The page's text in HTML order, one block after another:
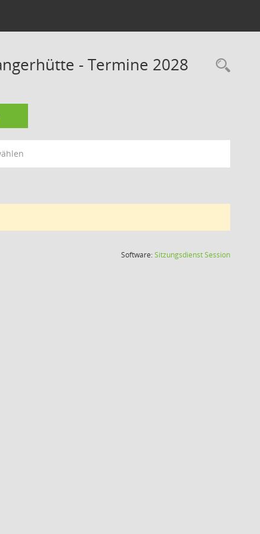
- Termine 2028
Software:SitzungsdienstSession(Wird in